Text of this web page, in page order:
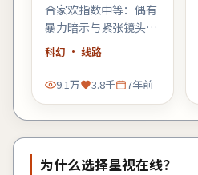
合家欢指数中等：偶有
暴力暗示与紧张镜头，
家长可酌情陪同；青少
年观众更能代入主角的
成长线。
科幻 · 线路
9.1万 3.8千 7年前
为什么选择星视在线？